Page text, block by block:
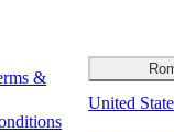
&
United